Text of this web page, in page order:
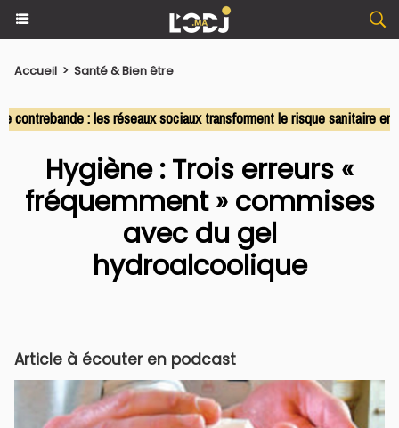
Accueil > Santé & Bien être
: les réseaux sociaux transforment le risque sanitaire en
Hygiène : Trois erreurs «
fréquemment » commises
avec du gel
hydroalcoolique
Article à écouter en podcast